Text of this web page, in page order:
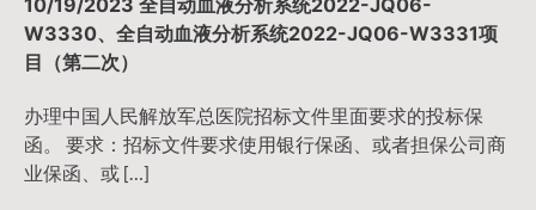
W3330、全自动血液分析系统2022-JQ06-W3331项
目（第二次）
办理中国人民解放军总医院招标文件里面要求的投标保
函。 要求：招标文件要求使用银行保函、或者担保公司商
业保函、或 […]